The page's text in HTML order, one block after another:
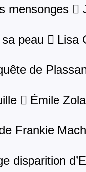
mensonges 
peau  Lisa
de
 Émile Zola
Frankie
disparition